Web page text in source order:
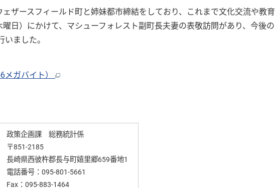
ザースフィールド町と姉妹都市締結をしており、これまで文化交流や教育
日）にかけて、マシューフォレスト副町長夫妻の表敬訪問があり、今後の
ました。
メガバイト）
政策企画課 総務統計係
〒851-2185
長崎県西彼杵郡長与町嬉里郷659番地1
電話番号： 095-801-5661
Fax：095-883-1464